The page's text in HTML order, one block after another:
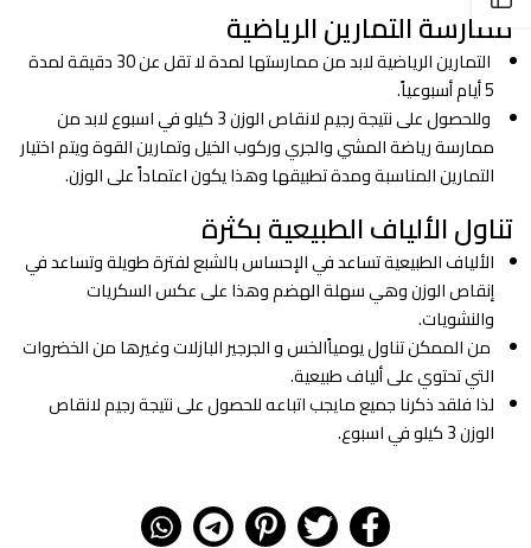
ممارسة التمارين الرياضية
التمارين الرياضية لابد من ممارستها لمدة لا تقل عن 30 دقيقة لمدة
5 أيام أسبوعياً.
وللحصول على نتيجة رجيم لانقاص الوزن 3 كيلو في اسبوع لابد من
ممارسة رياضة المشي والجري وركوب الخيل وتمارين القوة ويتم اختيار
التمارين المناسبة ومدة تطبيقها وهذا يكون اعتماداً على الوزن.
تناول الألياف الطبيعية بكثرة
الألياف الطبيعية تساعد في الإحساس بالشبع لفترة طويلة وتساعد في
إنقاص الوزن وهي سهلة الهضم وهذا على عكس السكريات
والنشويات.
من الممكن تناول يومياًالخس و الجرجير البازلات وغيرها من الخضروات
التي تحتوي على ألياف طبيعية.
لذا فلقد ذكرنا جميع مايجب اتباعه للحصول على نتيجة رجيم لانقاص
الوزن 3 كيلو في اسبوع.